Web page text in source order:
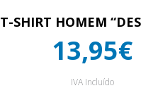
T-SHIRT HOMEM
13,95€
IVA Incluído